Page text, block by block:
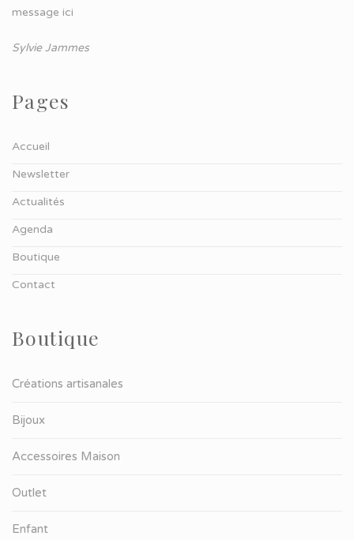
message ici
Sylvie Jammes
Pages
Accueil
Newsletter
Actualités
Agenda
Boutique
Contact
Boutique
Créations artisanales
Bijoux
Accessoires Maison
Outlet
Enfant